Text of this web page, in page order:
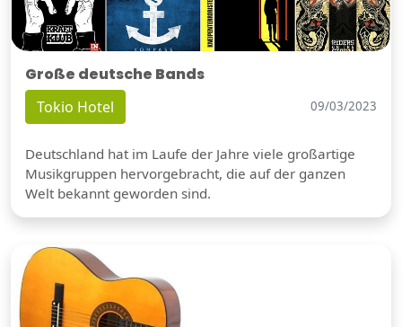
Große deutsche Bands
Tokio Hotel 09/03/2023
Deutschland hat im Laufe der Jahre viele großartige
Musikgruppen hervorgebracht, die auf der ganzen
Welt bekannt geworden sind.